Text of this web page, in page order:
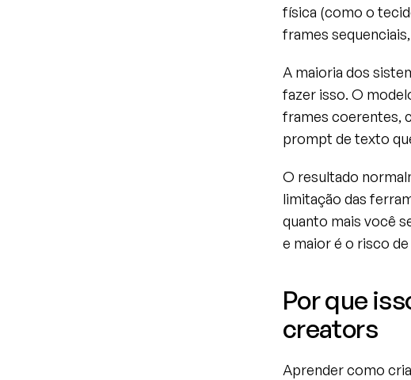
física (como o
frames
A maioria dos
fazer isso. O
frames coerentes,
prompt de texto
O resultado
limitação das
quanto mais você
e maior é o risco
Por que
creators
Aprender como